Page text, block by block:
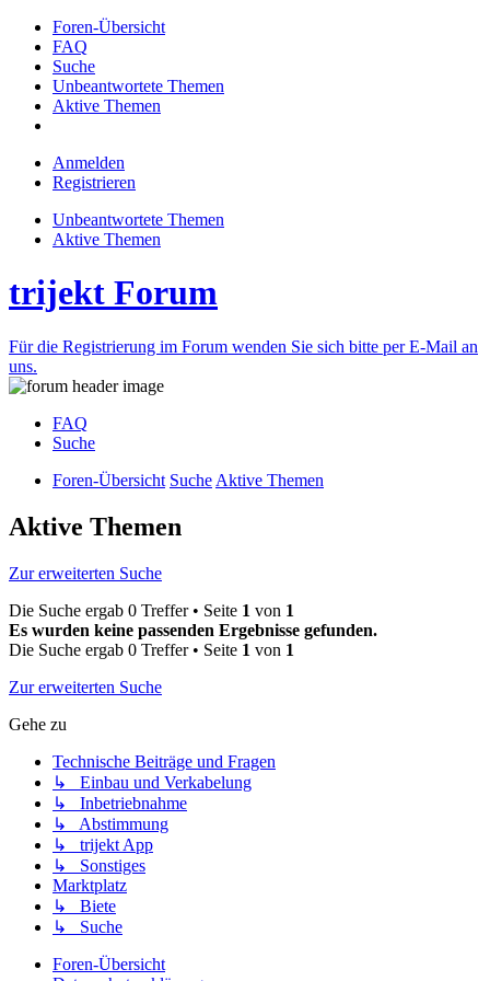
Foren-Übersicht
FAQ
Suche
Unbeantwortete Themen
Aktive Themen
Anmelden
Registrieren
Unbeantwortete Themen
Aktive Themen
trijekt Forum
Für die Registrierung im Forum wenden Sie sich bitte per E-Mail an
uns.
FAQ
Suche
Foren-Übersicht Suche Aktive Themen
Aktive Themen
Zur erweiterten Suche
Die Suche ergab 0 Treffer • Seite 1 von 1
Es wurden keine passenden Ergebnisse gefunden.
Die Suche ergab 0 Treffer • Seite 1 von 1
Zur erweiterten Suche
Gehe zu
Technische Beiträge und Fragen
↳ Einbau und Verkabelung
↳ Inbetriebnahme
↳ Abstimmung
↳ trijekt App
↳ Sonstiges
Marktplatz
↳ Biete
↳ Suche
Foren-Übersicht